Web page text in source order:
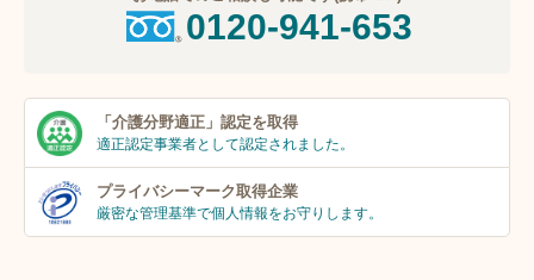
0120-941-653
「介護分野適正」 認定を取得
適正認定事業者として認定されました。
プライバシーマーク取得企業
厳密な管理基準で個人情報をお守りします。